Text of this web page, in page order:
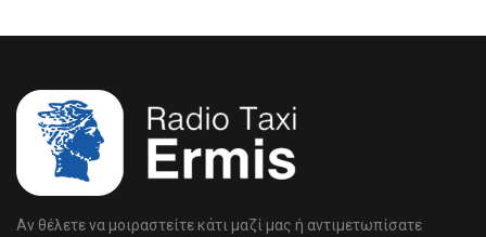
Αν θέλετε να μοιραστείτε κάτι μαζί μας ή αντιμετωπίσατε